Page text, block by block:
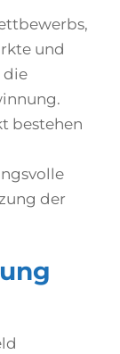
und
die
bestehen
der